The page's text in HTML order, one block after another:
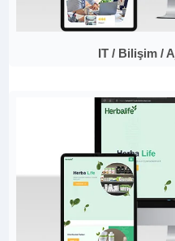
IT / Bilişim /